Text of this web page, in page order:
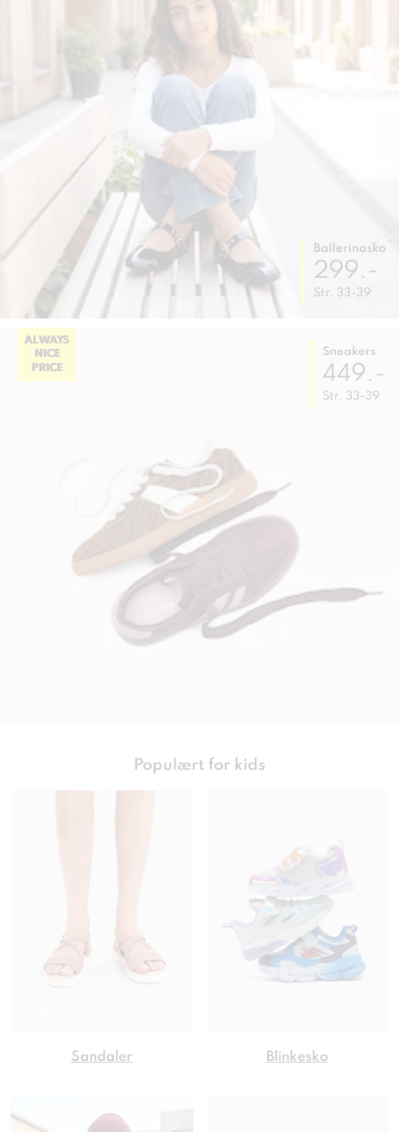
Ballerinasko
299.-
Str. 33-39
ALWAYS
NICE
PRICE
Sneakers
449.-
Str. 33-39
Populært for kids
Sandaler Blinkesko